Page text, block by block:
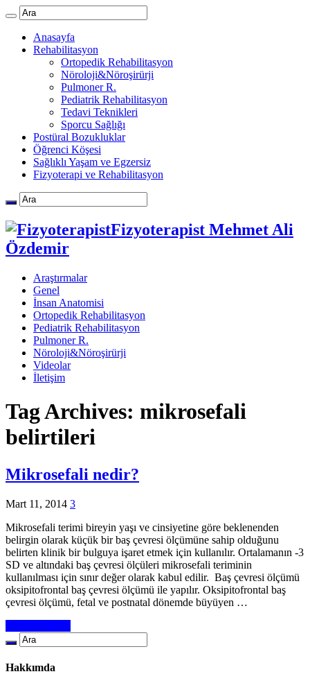
Anasayfa
Rehabilitasyon
Ortopedik Rehabilitasyon
Nöroloji&Nöroşirürji
Pulmoner R.
Pediatrik Rehabilitasyon
Tedavi Teknikleri
Sporcu Sağlığı
Postüral Bozukluklar
Öğrenci Köşesi
Sağlıklı Yaşam ve Egzersiz
Fizyoterapi ve Rehabilitasyon
Fizyoterapist Mehmet Ali
Özdemir
Araştırmalar
Genel
İnsan Anatomisi
Ortopedik Rehabilitasyon
Pediatrik Rehabilitasyon
Pulmoner R.
Nöroloji&Nöroşirürji
Videolar
İletişim
Tag Archives: mikrosefali
belirtileri
Mikrosefali nedir?
Mart 11, 2014 3
Mikrosefali terimi bireyin yaşı ve cinsiyetine göre beklenenden
belirgin olarak küçük bir baş çevresi ölçümüne sahip olduğunu
belirten klinik bir bulguya işaret etmek için kullanılır. Ortalamanın -3
SD ve altındaki baş çevresi ölçüleri mikrosefali teriminin
kullanılması için sınır değer olarak kabul edilir. Baş çevresi ölçümü
oksipitofrontal baş çevresi ölçümü ile yapılır. Oksipitofrontal baş
çevresi ölçümü, fetal ve postnatal dönemde büyüyen …
Hakkımda